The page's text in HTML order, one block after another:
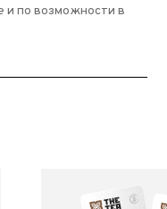
и по возможности в